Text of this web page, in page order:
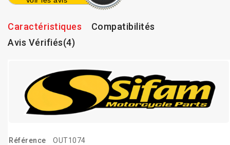
Caractéristiques
Compatibilités
Avis Vérifiés(4)
Référence OUT1074